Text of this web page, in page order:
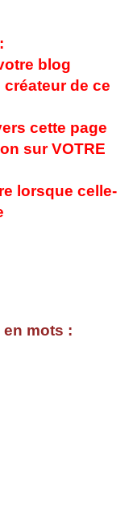
:
blog
de ce
cette page
sur VOTRE
lorsque celle-
mots :